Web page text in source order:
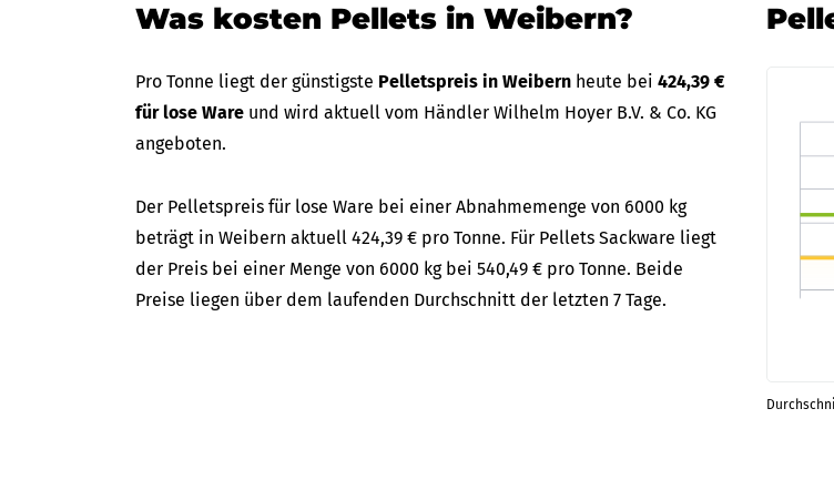
Was kosten Pellets in Weibern?
Pro Tonne liegt der günstigste Pelletspreis in Weibern heute bei 424,39 €
für lose Ware und wird aktuell vom Händler Wilhelm Hoyer B.V. & Co. KG
angeboten.
Der Pelletspreis für lose Ware bei einer Abnahmemenge von 6000 kg
beträgt in Weibern aktuell 424,39 € pro Tonne. Für Pellets Sackware liegt
der Preis bei einer Menge von 6000 kg bei 540,49 € pro Tonne. Beide
Preise liegen über dem laufenden Durchschnitt der letzten 7 Tage.